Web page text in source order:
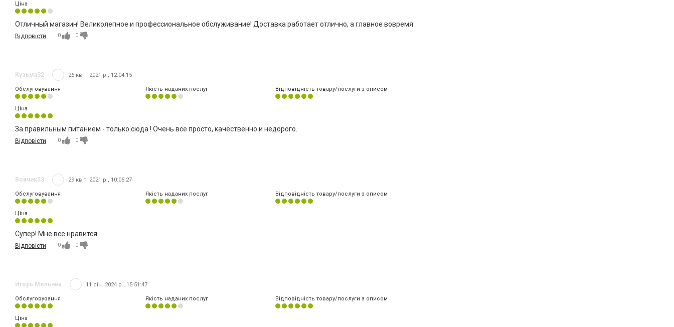
Ціна
Отличный магазин! Великолепное и профессиональное обслуживание! Доставка работает отлично, а главное вовремя.
Відповісти 0 0
Кузьма32 26 квіт. 2021 р., 12:04:15
Обслуговування Якість наданих послуг Відповідність товару/послуги з описом
Ціна
За правильным питанием - только сюда ! Очень все просто, качественно и недорого.
Відповісти 0 0
Вовчик33 29 квіт. 2021 р., 10:05:27
Обслуговування Якість наданих послуг Відповідність товару/послуги з описом
Ціна
Супер! Мне все нравится.
Відповісти 0 0
Игорь Мельник 11 січ. 2024 р., 15:51:47
Обслуговування Якість наданих послуг Відповідність товару/послуги з описом
Ціна